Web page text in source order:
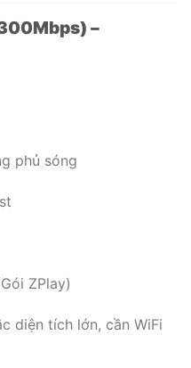
–
phủ sóng
ZPlay)
diện tích lớn, cần WiFi